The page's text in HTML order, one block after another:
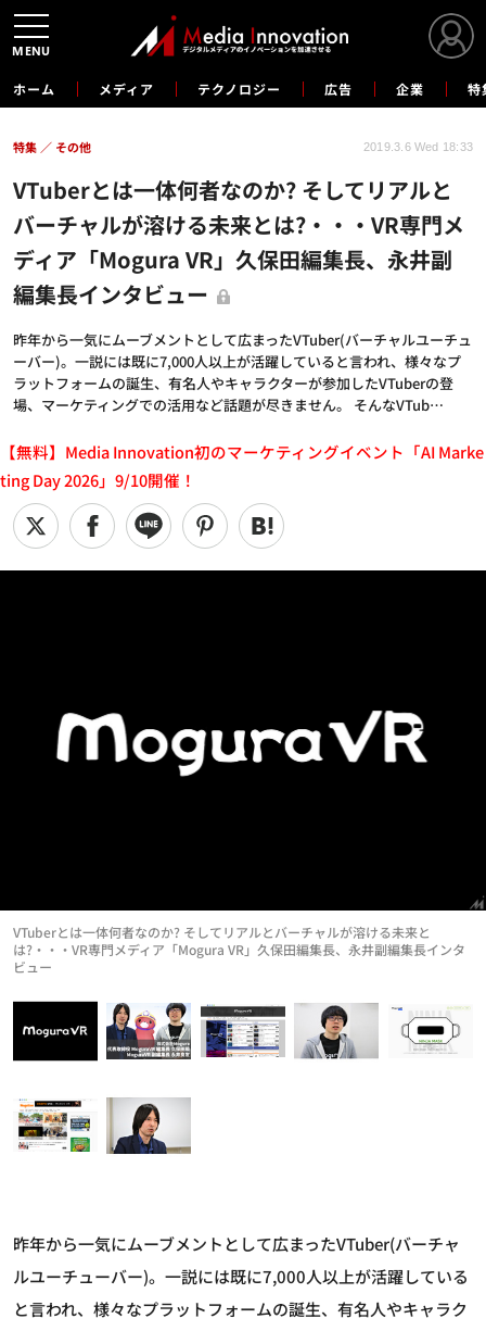
ホーム メディア テクノロジー 広告 企業 特
VTuberとは一体何者なのか? そしてリアルと
バーチャルが溶ける未来とは?・・・VR専門メ
ディア「Mogura VR」久保田編集長、永井副
編集長インタビュー
昨年から一気にムーブメントとして広まったVTuber(バーチャルユーチュ
ーバー)。一説には既に7,000人以上が活躍していると言われ、様々なプ
ラットフォームの誕生、有名人やキャラクターが参加したVTuberの登
場、マーケティングでの活用など話題が尽きません。 そんなVTub…
特集 その他 2019.3.6 Wed 18:33
【無料】Media Innovation初のマーケティングイベント「AI Marke
ting Day 2026」9/10開催！
VTuberとは一体何者なのか? そしてリアルとバーチャルが溶ける未来と
は?・・・VR専門メディア「Mogura VR」久保田編集長、永井副編集長インタ
ビュー
昨年から一気にムーブメントとして広まったVTuber(バーチャ
ルユーチューバー)。一説には既に7,000人以上が活躍している
と言われ、様々なプラットフォームの誕生、有名人やキャラク
MENU